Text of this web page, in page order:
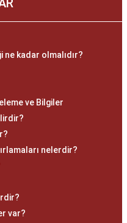
ne kadar olmalıdır?
ve Bilgiler
nelerdir?
var?